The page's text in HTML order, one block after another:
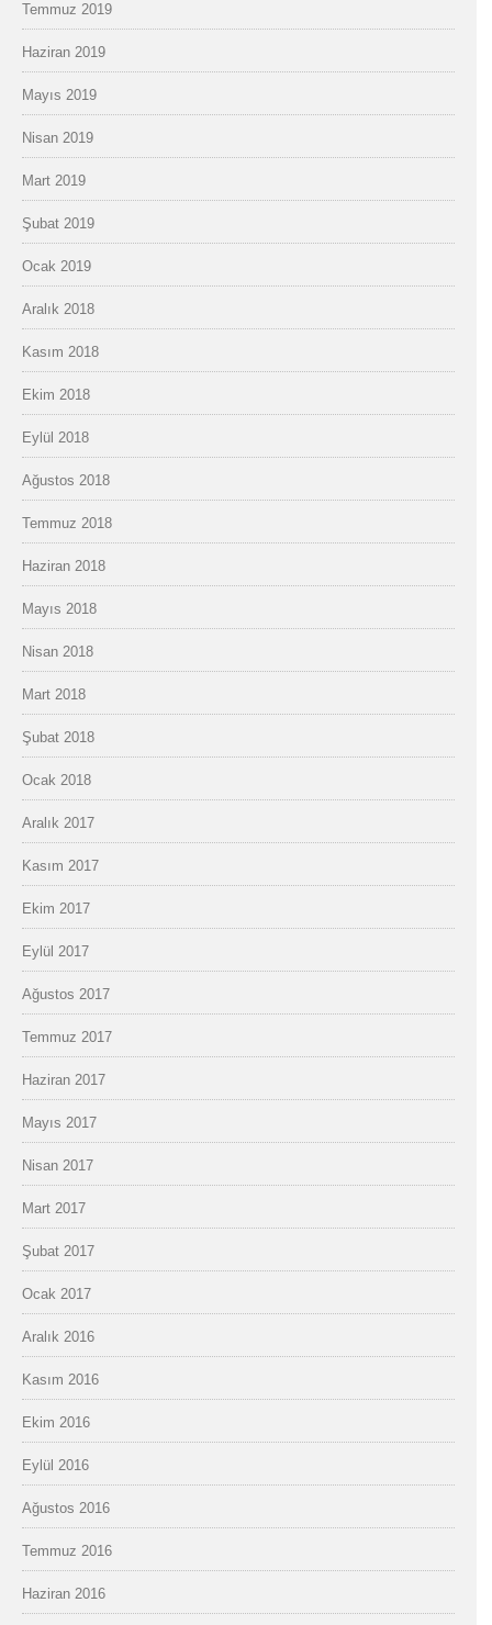
Temmuz 2019
Haziran 2019
Mayıs 2019
Nisan 2019
Mart 2019
Şubat 2019
Ocak 2019
Aralık 2018
Kasım 2018
Ekim 2018
Eylül 2018
Ağustos 2018
Temmuz 2018
Haziran 2018
Mayıs 2018
Nisan 2018
Mart 2018
Şubat 2018
Ocak 2018
Aralık 2017
Kasım 2017
Ekim 2017
Eylül 2017
Ağustos 2017
Temmuz 2017
Haziran 2017
Mayıs 2017
Nisan 2017
Mart 2017
Şubat 2017
Ocak 2017
Aralık 2016
Kasım 2016
Ekim 2016
Eylül 2016
Ağustos 2016
Temmuz 2016
Haziran 2016